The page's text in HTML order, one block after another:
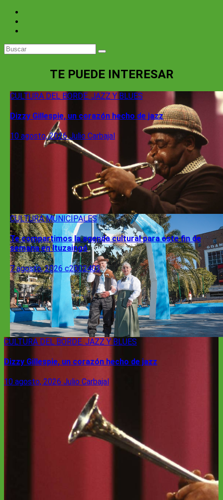
TE PUEDE INTERESAR
CULTURA DEL BORDE. JAZZ Y BLUES
Dizzy Gillespie, un corazón hecho de jazz
10 agosto, 2026Julio Carbajal
CULTURAMUNICIPALES
Te compartimos la agenda cultural para este fin de
semana en Ituzaingó
7 agosto, 2026 c2002403
CULTURA DEL BORDE. JAZZ Y BLUES
Dizzy Gillespie, un corazón hecho de jazz
10 agosto, 2026 Julio Carbajal